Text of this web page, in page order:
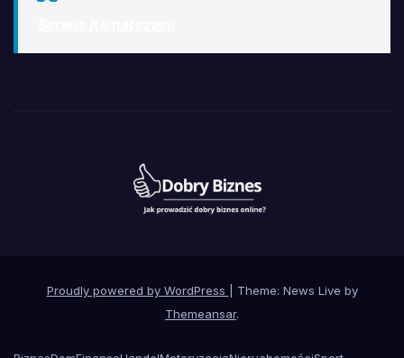
Proudly powered by WordPress
Theme: News Live by
Themeansar.